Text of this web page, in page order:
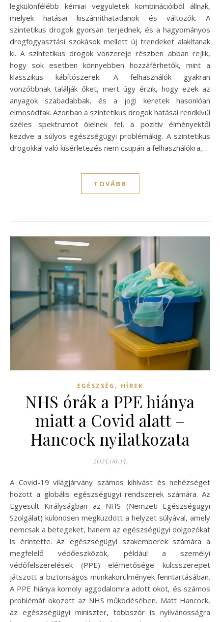
legkülönfélébb kémiai vegyületek kombinációiból állnak,
melyek hatásai kiszámíthatatlanok és változók. A
szintetikus drogok gyorsan terjednek, és a hagyományos
drogfogyasztási szokások mellett új trendeket alakítanak
ki. A szintetikus drogok vonzereje részben abban rejlik,
hogy sok esetben könnyebben hozzáférhetők, mint a
klasszikus kábítószerek. A felhasználók gyakran
vonzóbbnak találják őket, mert úgy érzik, hogy ezek az
anyagok szabadabbak, és a jogi keretek hasonlóan
elmosódtak. Azonban a szintetikus drogok hatásai rendkívül
széles spektrumot ölelnek fel, a pozitív élményektől
kezdve a súlyos egészségügyi problémákig. A szintetikus
drogokkal való kísérletezés nem csupán a felhasználókra,…
TOVÁBB
EGÉSZSÉG , HÍREK
NHS órák a PPE hiánya
miatt a Covid alatt –
Hancock nyilatkozata
2025.09.15.
A Covid-19 világjárvány számos kihívást és nehézséget
hozott a globális egészségügyi rendszerek számára. Az
Egyesült Királyságban az NHS (Nemzeti Egészségügyi
Szolgálat) különösen megküzdött a helyzet súlyával, amely
nemcsak a betegeket, hanem az egészségügyi dolgozókat
is érintette. Az egészségügyi szakemberek számára a
megfelelő védőeszközök, például a személyi
védőfelszerelések (PPE) elérhetősége kulcsszerepet
játszott a biztonságos munkakörülmények fenntartásában.
A PPE hiánya komoly aggodalomra adott okot, és számos
problémát okozott az NHS működésében. Matt Hancock,
az egészségügyi miniszter, többször is nyilvánosságra